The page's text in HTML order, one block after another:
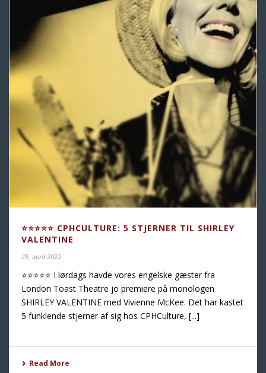
⭐️⭐️⭐️⭐️⭐️ CPHCULTURE: 5 STJERNER TIL SHIRLEY
VALENTINE
25. april 2022
⭐️⭐️⭐️⭐️⭐️ I lørdags havde vores engelske gæster fra
London Toast Theatre jo premiere på monologen
SHIRLEY VALENTINE med Vivienne McKee. Det har kastet
5 funklende stjerner af sig hos CPHCulture, [...]
Read More